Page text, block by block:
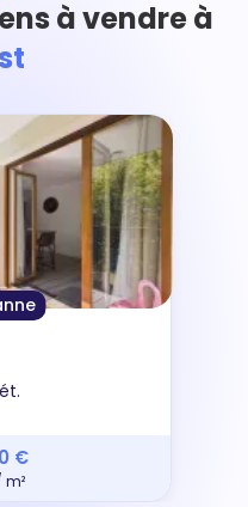
à vendre à
€